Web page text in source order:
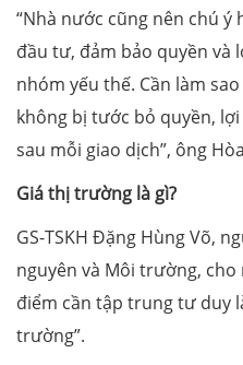
“Nhà nước cũng nên chú
đầu tư, đảm bảo quyền và
nhóm yếu thế. Cần làm
không bị tước bỏ quyền,
sau mỗi giao dịch”, ông
Giá thị trường là gì?
GS-TSKH Đặng Hùng Võ,
nguyên và Môi trường,
điểm cần tập trung tư duy
trường”.